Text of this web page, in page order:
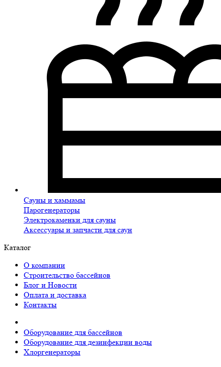
Сауны и хаммамы
Парогенераторы
Электрокаменки для сауны
Аксессуары и запчасти для саун
Каталог
О компании
Строительство бассейнов
Блог и Новости
Оплата и доставка
Контакты
Оборудование для бассейнов
Оборудование для дезинфекции воды
Хлоргенераторы